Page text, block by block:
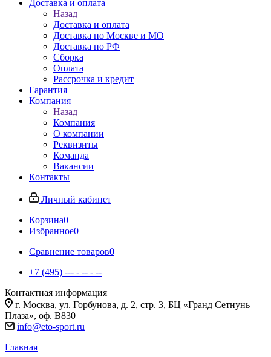
Доставка и оплата
Назад
Доставка и оплата
Доставка по Москве и МО
Доставка по РФ
Сборка
Оплата
Рассрочка и кредит
Гарантия
Компания
Назад
Компания
О компании
Реквизиты
Команда
Вакансии
Контакты
Личный кабинет
Корзина0
Избранное0
Сравнение товаров0
+7 (495) --- - -- - --
Контактная информация
г. Москва, ул. Горбунова, д. 2, стр. 3, БЦ «Гранд Сетнунь
Плаза», оф. В830
info@eto-sport.ru
Главная